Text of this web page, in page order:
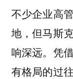
不少企业高
地，但马斯
响深远。凭
有格局的过